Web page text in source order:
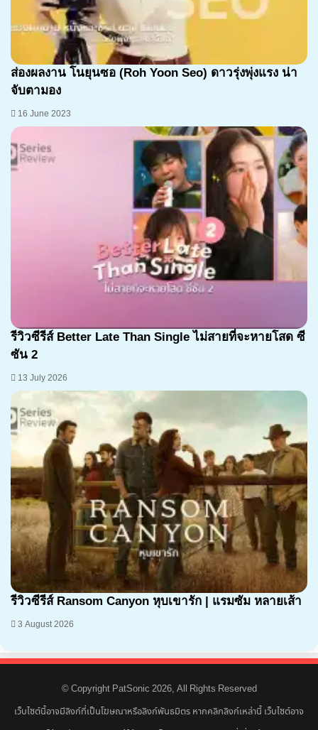
ส่องผลงาน โนยุนซอ (Roh Yoon Seo) ดาวรุ่งพุ่งแรง น่า
จับตามอง
16 June 2023
รีวิวซีรีส์ Better Late Than Single ไม่สายที่จะหายโสด ซี
ซัน 2
13 July 2026
7.1
รีวิวซีรีส์ Ransom Canyon หุบเขารัก | แรมซัม หลายเส้า
3 August 2026
© Copyright PatSonic 2026, All Rights Reserved
เว็บไซต์นี้อาจมีลิงก์ที่เป็นโฆษณาหรือลิงก์พันธมิตร หากคลิกลิงก์เหล่านี้ เว็บไซต์อาจ